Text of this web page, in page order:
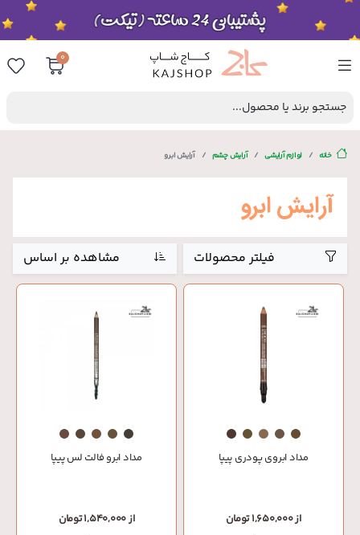
0
جستجو برند یا محصول...
خانه لوازم آرایشی آرایش چشم آرایش ابرو
آرایش ابرو
فیلتر محصولات مشاهده بر اساس
مداد ابروی پودری پیپا
از 1,650,000 تومان
مداد ابرو فالت لس پیپا
از 1,540,000 تومان